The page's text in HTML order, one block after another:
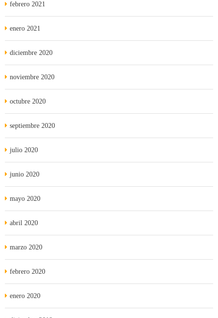
febrero 2021
enero 2021
diciembre 2020
noviembre 2020
octubre 2020
septiembre 2020
julio 2020
junio 2020
mayo 2020
abril 2020
marzo 2020
febrero 2020
enero 2020